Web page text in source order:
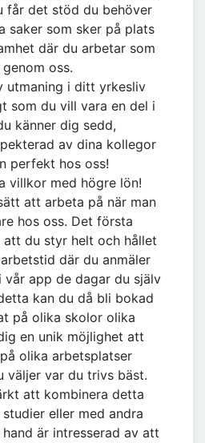
får det stöd du behöver
saker som sker på plats
där du arbetar som
oss.
utmaning i ditt yrkesliv
som du vill vara en del i
känner dig sedd,
av dina kollegor
perfekt hos oss!
villkor med högre lön!
att arbeta på när man
hos oss. Det första
du styr helt och hållet
där du anmäler
app de dagar du själv
kan du då bli bokad
på olika skolor olika
en unik möjlighet att
olika arbetsplatser
väljer var du trivs bäst.
att kombinera detta
eller med andra
är intresserad av att